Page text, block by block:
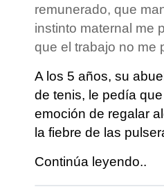
remunerado, que
instinto maternal me
que el trabajo no me
A los 5 años, su
de tenis, le pedía
emoción de regalar
la fiebre de las
Continúa leyendo..